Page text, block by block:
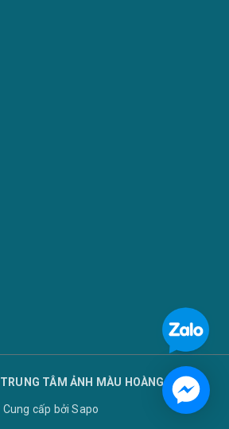
TRUNG TÂM ẢNH MÀU HOÀNG TUYẾT
Cung cấp bởiSapo